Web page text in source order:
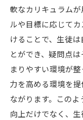
生徒と講
個別指導のカ
個別のニ
進捗に合
個々の
生徒の興
個別指導
軟なカリキュラム
ルや目標に応じて
けることで、生徒
とができ、疑問点
まりやすい環境が
力を高める環境を
ながります。この
向上だけでなく、